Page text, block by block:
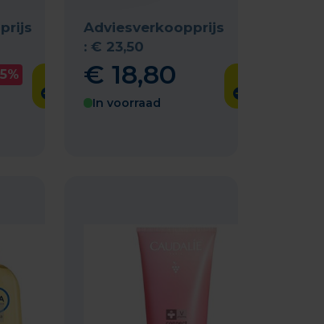
Adviesverkoopprijs
:€ 23,50
€18,80
In voorraad